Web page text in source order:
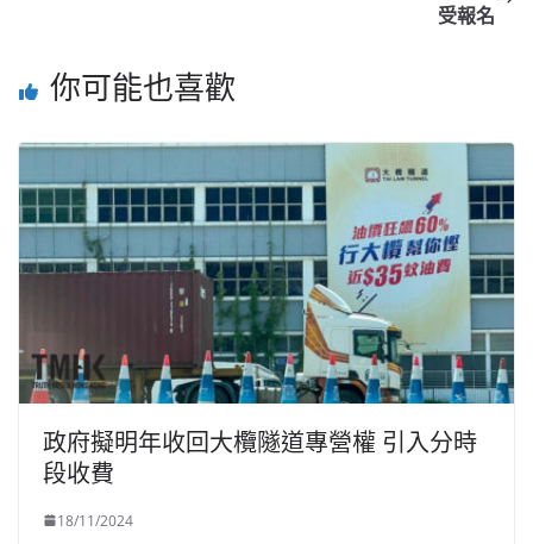
受報名
你可能也喜歡
政府擬明年收回大欖隧道專營權 引入分時
段收費
18/11/2024